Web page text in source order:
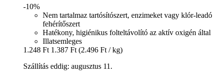
-10%
Nem tartalmaz tartósítószert, enzimeket vagy klór-leadó
fehérítőszert
Hatékony, higiénikus folteltávolító az aktív oxigén által
Illatsemleges
1.248 Ft 1.387 Ft (2.496 Ft / kg)
Szállítás eddig: augusztus 11.